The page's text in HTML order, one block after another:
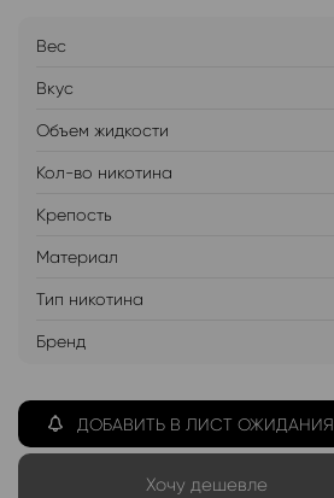
Вес
Вкус
Объем жидкости
Кол-во никотина
Крепость
Материал
Тип никотина
Бренд
ДОБАВИТЬ В ЛИСТ ОЖИДАНИЯ
Хочу дешевле